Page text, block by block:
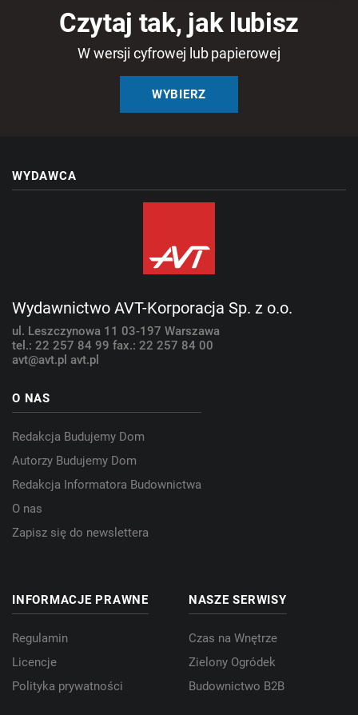
Czytaj tak, jak lubisz
W wersji cyfrowej lub papierowej
WYBIERZ
WYDAWCA
Wydawnictwo AVT-Korporacja Sp. z o.o.
ul. Leszczynowa 11 03-197 Warszawa
tel.: 22 257 84 99 fax.: 22 257 84 00
avt@avt.pl avt.pl
O NAS
Redakcja Budujemy Dom
Autorzy Budujemy Dom
Redakcja Informatora Budownictwa
O nas
Zapisz się do newslettera
INFORMACJE PRAWNE
Regulamin
Licencje
Polityka prywatności
NASZE SERWISY
Czas na Wnętrze
Zielony Ogródek
Budownictwo B2B